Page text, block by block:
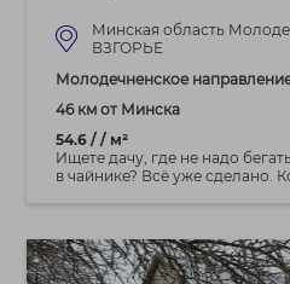
Минская область
ВЗГОРЬЕ
Молодечненское
46 км от Минска
54.6 / / м²
Ищете дачу, где не надо
в чайнике? Всё уже сделано.